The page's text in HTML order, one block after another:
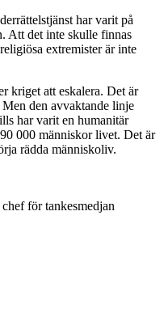
har varit på
Att det inte skulle finnas
extremister är inte
kriget att eskalera. Det är
den avvaktande linje
har varit en humanitär
000 människor livet. Det är
rädda människoliv.
för tankesmedjan